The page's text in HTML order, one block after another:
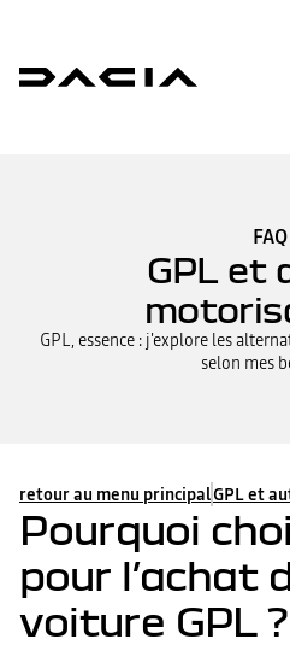
FAQ
GPL et
GPL, essence : j'explore les
selon mes
retour au menu principalGPL et
Pourquoi
pour l’achat
voiture GPL ?